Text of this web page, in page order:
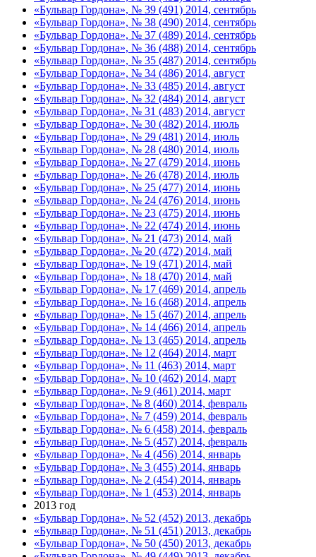
«Бульвар Гордона», № 39 (491) 2014, сентябрь
«Бульвар Гордона», № 38 (490) 2014, сентябрь
«Бульвар Гордона», № 37 (489) 2014, сентябрь
«Бульвар Гордона», № 36 (488) 2014, сентябрь
«Бульвар Гордона», № 35 (487) 2014, сентябрь
«Бульвар Гордона», № 34 (486) 2014, август
«Бульвар Гордона», № 33 (485) 2014, август
«Бульвар Гордона», № 32 (484) 2014, август
«Бульвар Гордона», № 31 (483) 2014, август
«Бульвар Гордона», № 30 (482) 2014, июль
«Бульвар Гордона», № 29 (481) 2014, июль
«Бульвар Гордона», № 28 (480) 2014, июль
«Бульвар Гордона», № 27 (479) 2014, июнь
«Бульвар Гордона», № 26 (478) 2014, июль
«Бульвар Гордона», № 25 (477) 2014, июнь
«Бульвар Гордона», № 24 (476) 2014, июнь
«Бульвар Гордона», № 23 (475) 2014, июнь
«Бульвар Гордона», № 22 (474) 2014, июнь
«Бульвар Гордона», № 21 (473) 2014, май
«Бульвар Гордона», № 20 (472) 2014, май
«Бульвар Гордона», № 19 (471) 2014, май
«Бульвар Гордона», № 18 (470) 2014, май
«Бульвар Гордона», № 17 (469) 2014, апрель
«Бульвар Гордона», № 16 (468) 2014, апрель
«Бульвар Гордона», № 15 (467) 2014, апрель
«Бульвар Гордона», № 14 (466) 2014, апрель
«Бульвар Гордона», № 13 (465) 2014, апрель
«Бульвар Гордона», № 12 (464) 2014, март
«Бульвар Гордона», № 11 (463) 2014, март
«Бульвар Гордона», № 10 (462) 2014, март
«Бульвар Гордона», № 9 (461) 2014, март
«Бульвар Гордона», № 8 (460) 2014, февраль
«Бульвар Гордона», № 7 (459) 2014, февраль
«Бульвар Гордона», № 6 (458) 2014, февраль
«Бульвар Гордона», № 5 (457) 2014, февраль
«Бульвар Гордона», № 4 (456) 2014, январь
«Бульвар Гордона», № 3 (455) 2014, январь
«Бульвар Гордона», № 2 (454) 2014, январь
«Бульвар Гордона», № 1 (453) 2014, январь
2013 год
«Бульвар Гордона», № 52 (452) 2013, декабрь
«Бульвар Гордона», № 51 (451) 2013, декабрь
«Бульвар Гордона», № 50 (450) 2013, декабрь